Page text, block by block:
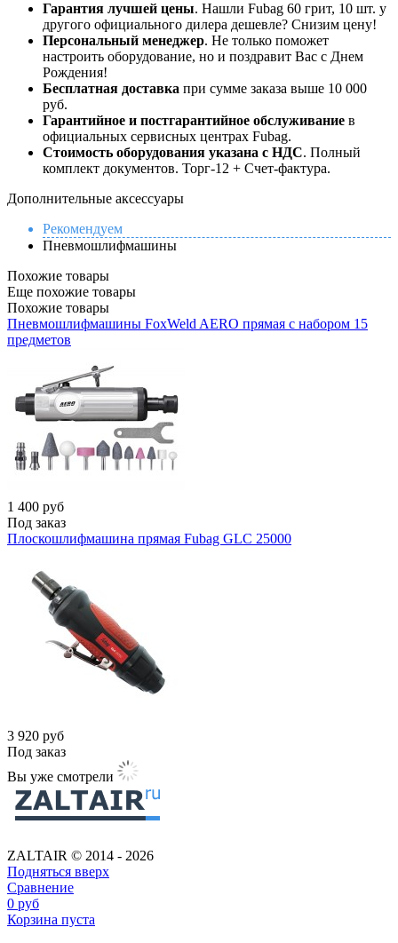
Гарантия лучшей цены. Нашли Fubag 60 грит, 10 шт. у
другого официального дилера дешевле? Снизим цену!
Персональный менеджер. Не только поможет
настроить оборудование, но и поздравит Вас с Днем
Рождения!
Бесплатная доставка при сумме заказа выше 10 000
руб.
Гарантийное и постгарантийное обслуживание в
официальных сервисных центрах Fubag.
Стоимость оборудования указана с НДС. Полный
комплект документов. Торг-12 + Счет-фактура.​
Дополнительные аксессуары
Рекомендуем
Пневмошлифмашины
Похожие товары
Еще похожие товары
Похожие товары
Пневмошлифмашины FoxWeld AERO прямая с набором 15
предметов
1 400 руб
Под заказ
Плоскошлифмашина прямая Fubag GLC 25000
3 920 руб
Под заказ
Вы уже смотрели
ZALTAIR © 2014 - 2026
Подняться вверх
Сравнение
0 руб
Корзина пуста